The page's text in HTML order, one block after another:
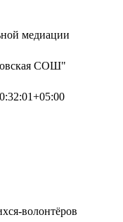
медиации
СОШ"
волонтёров